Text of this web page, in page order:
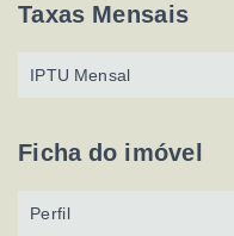
Taxas Mensais
IPTU Mensal
Ficha do imóvel
Perfil